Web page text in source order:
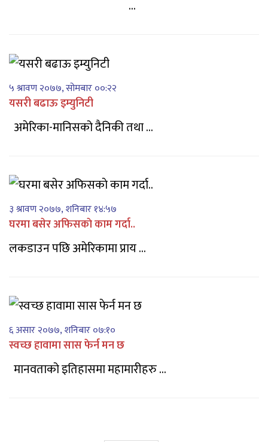
...
५ श्रावण २०७७, सोमबार ००:२२
यसरी बढाऊ इम्युनिटी
अमेरिका-मानिसको दैनिकी तथा ...
३ श्रावण २०७७, शनिबार १४:५७
घरमा बसेर अफिसकाे काम गर्दा..
लकडाउन पछि अमेरिकामा प्राय ...
६ असार २०७७, शनिबार ०७:१०
स्वच्छ हावामा सास फेर्न मन छ
मानवताको इतिहासमा महामारीहरु ...